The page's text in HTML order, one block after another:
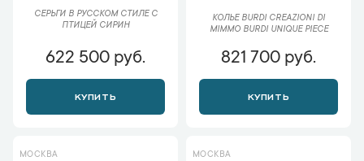
СЕРЬГИ В РУССКОМ СТИЛЕ С
ПТИЦЕЙ СИРИН
622 500 руб.
КУПИТЬ
КОЛЬЕ BURDI CREAZIONI DI
MIMMO BURDI UNIQUE PIECE
821 700 руб.
КУПИТЬ
МОСКВА МОСКВА